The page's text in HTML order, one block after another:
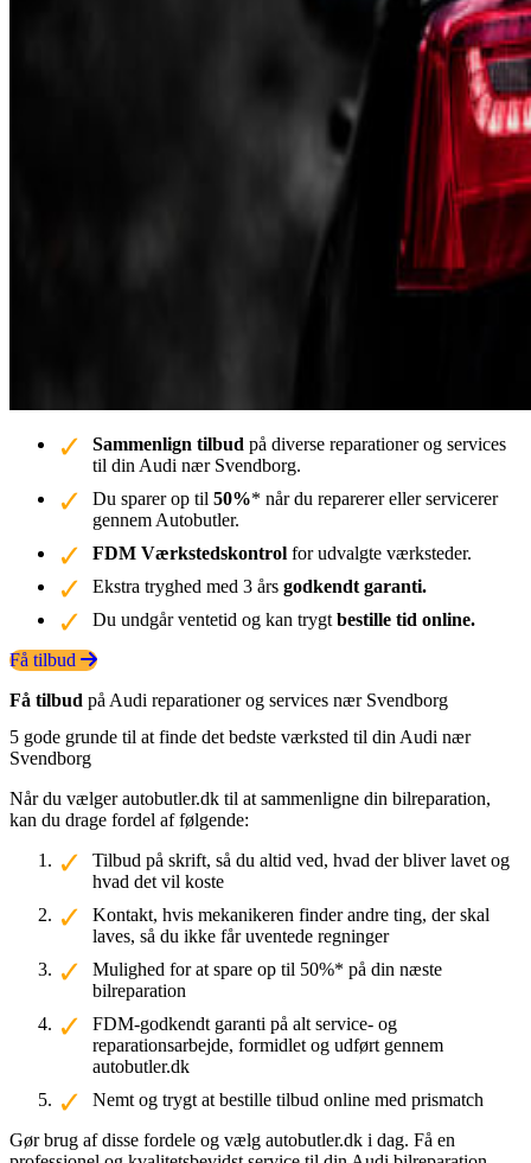
Sammenlign tilbud på diverse reparationer og services
til din Audi nær Svendborg.
Du sparer op til 50%* når du reparerer eller servicerer
gennem Autobutler.
FDM Værkstedskontrol for udvalgte værksteder.
Ekstra tryghed med 3 års godkendt garanti.
Du undgår ventetid og kan trygt bestille tid online.
Få tilbud
Få tilbud på Audi reparationer og services nær Svendborg
5 gode grunde til at finde det bedste værksted til din Audi nær
Svendborg
Når du vælger autobutler.dk til at sammenligne din bilreparation,
kan du drage fordel af følgende:
Tilbud på skrift, så du altid ved, hvad der bliver lavet og
hvad det vil koste
Kontakt, hvis mekanikeren finder andre ting, der skal
laves, så du ikke får uventede regninger
Mulighed for at spare op til 50%* på din næste
bilreparation
FDM-godkendt garanti på alt service- og
reparationsarbejde, formidlet og udført gennem
autobutler.dk
Nemt og trygt at bestille tilbud online med prismatch
Gør brug af disse fordele og vælg autobutler.dk i dag. Få en